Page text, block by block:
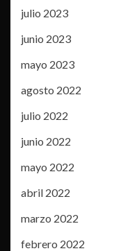
julio 2023
junio 2023
mayo 2023
agosto 2022
julio 2022
junio 2022
mayo 2022
abril 2022
marzo 2022
febrero 2022